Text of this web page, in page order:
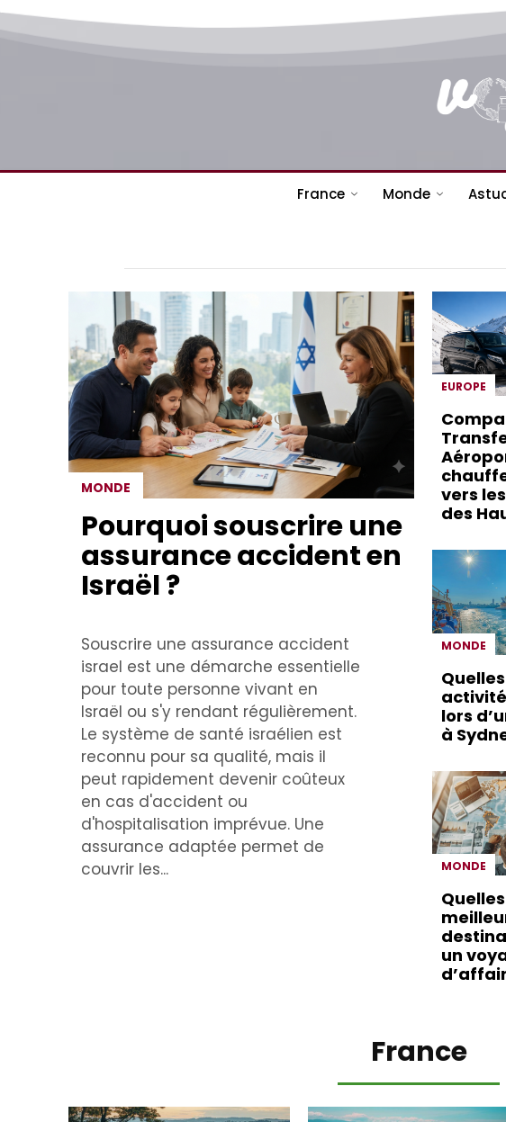
France Monde
MONDE
Pourquoi souscrire une
assurance accident en
Israël ?
Souscrire une assurance accident
israel est une démarche essentielle
pour toute personne vivant en
Israël ou s'y rendant régulièrement.
Le système de santé israélien est
reconnu pour sa qualité, mais il
peut rapidement devenir coûteux
en cas d'accident ou
d'hospitalisation imprévue. Une
assurance adaptée permet de
couvrir les...
EUROPE
vers
des
MONDE
lors
à
MONDE
un
France